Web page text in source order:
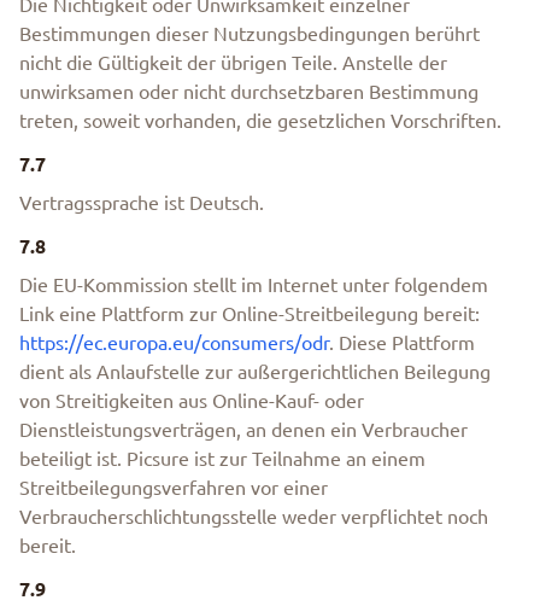
Die Nichtigkeit oder Unwirksamkeit einzelner
Bestimmungen dieser Nutzungsbedingungen berührt
nicht die Gültigkeit der übrigen Teile. Anstelle der
unwirksamen oder nicht durchsetzbaren Bestimmung
treten, soweit vorhanden, die gesetzlichen Vorschriften.
7.7
Vertragssprache ist Deutsch.
7.8
Die EU-Kommission stellt im Internet unter folgendem
Link eine Plattform zur Online-Streitbeilegung bereit:
https://ec.europa.eu/consumers/odr. Diese Plattform
dient als Anlaufstelle zur außergerichtlichen Beilegung
von Streitigkeiten aus Online-Kauf- oder
Dienstleistungsverträgen, an denen ein Verbraucher
beteiligt ist. Picsure ist zur Teilnahme an einem
Streitbeilegungsverfahren vor einer
Verbraucherschlichtungsstelle weder verpflichtet noch
bereit.
7.9